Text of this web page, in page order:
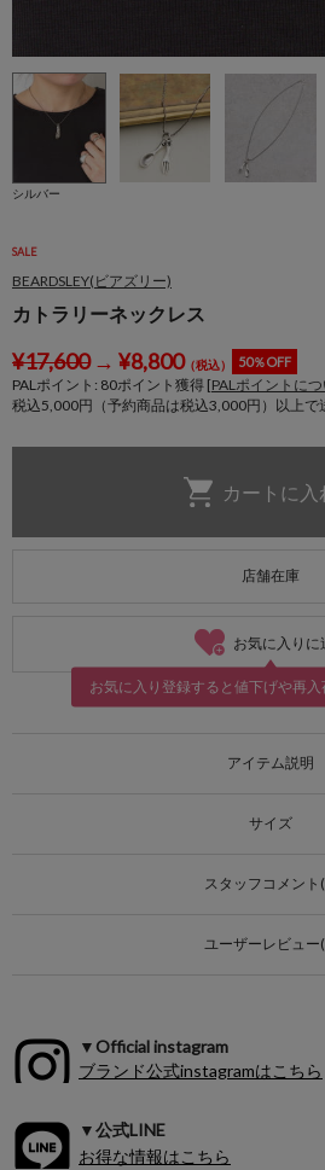
シルバー
SALE
BEARDSLEY(ビアズリー)
カトラリーネックレス
¥17,600→ ¥8,800（税込） 50％OFF
PALポイント: 80ポイント獲得 [PALポイントに
税込5,000円（予約商品は税込3,000円）以上で
店舗在庫
お気に入りに
お気に入り登録すると値下げや再
アイテム説明
サイズ
スタッフコメント
ユーザーレビュー
▼Official instagram
ブランド公式instagramはこちら
▼公式LINE
お得な情報はこちら